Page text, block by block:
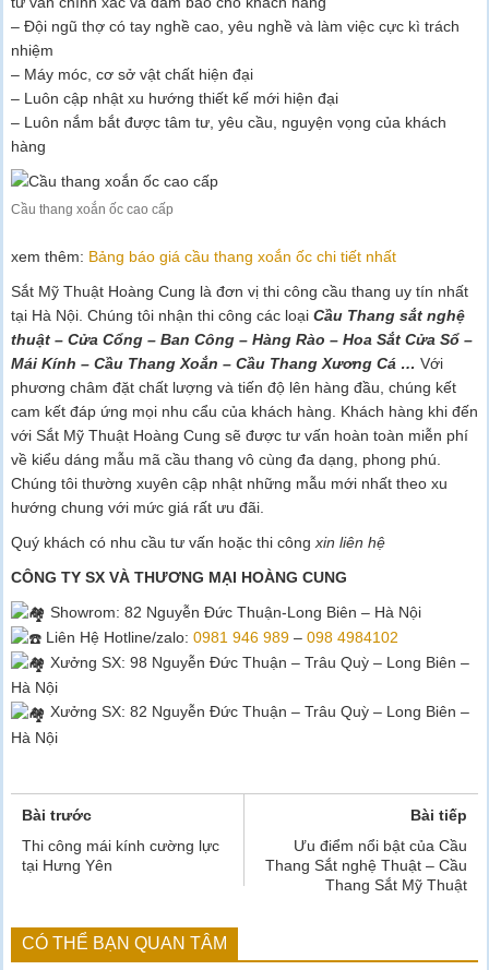
– Đội ngũ thợ có tay nghề cao, yêu nghề và làm việc cực kì trách
nhiệm
– Máy móc, cơ sở vật chất hiện đại
– Luôn cập nhật xu hướng thiết kế mới hiện đại
– Luôn nắm bắt được tâm tư, yêu cầu, nguyện vọng của khách
hàng
Cầu thang xoắn ốc cao cấp
xem thêm: Bảng báo giá cầu thang xoắn ốc chi tiết nhất
Sắt Mỹ Thuật Hoàng Cung là đơn vị thi công cầu thang uy tín nhất
tại Hà Nội. Chúng tôi nhận thi công các loại Cầu Thang sắt nghệ
thuật – Cửa Cổng – Ban Công – Hàng Rào – Hoa Sắt Cửa Sổ –
Mái Kính – Cầu Thang Xoắn – Cầu Thang Xương Cá … Với
phương châm đặt chất lượng và tiến độ lên hàng đầu, chúng kết
cam kết đáp ứng mọi nhu cẩu của khách hàng. Khách hàng khi đến
với Sắt Mỹ Thuật Hoàng Cung sẽ được tư vấn hoàn toàn miễn phí
về kiểu dáng mẫu mã cầu thang vô cùng đa dạng, phong phú.
Chúng tôi thường xuyên cập nhật những mẫu mới nhất theo xu
hướng chung với mức giá rất ưu đãi.
Quý khách có nhu cầu tư vấn hoặc thi công xin liên hệ
CÔNG TY SX VÀ THƯƠNG MẠI HOÀNG CUNG
Showrom: 82 Nguyễn Đức Thuận-Long Biên – Hà Nội
Liên Hệ Hotline/zalo: 0981 946 989 – 098 4984102
Xưởng SX: 98 Nguyễn Đức Thuận – Trâu Quỳ – Long Biên –
Hà Nội
Xưởng SX: 82 Nguyễn Đức Thuận – Trâu Quỳ – Long Biên –
Hà Nội
Bài trước
Thi công mái kính cường lực
tại Hưng Yên
Bài tiếp
Ưu điểm nổi bật của Cầu
Thang Sắt nghệ Thuật – Cầu
Thang Sắt Mỹ Thuật
CÓ THỂ BẠN QUAN TÂM